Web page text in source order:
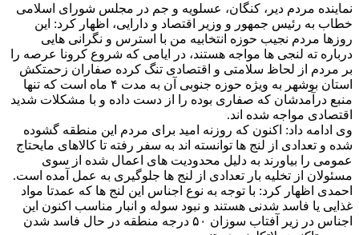
نماینده مردم دیر، کنگان، عسلویه و جم در مجلس شورای اسلامی
خطاب به رئیس جمهور و وزیر اقتصاد و دارایی، اظهار کرد: این
روزها مردم نجیب حوزه انتخابیه من با استرس و نگرانی هایی
درباره ته لنجی ها مواجه هستند، در ایامی که شروع کرونا عرصه را
بر مردم از لحاظ سلامتی و اقتصادی تنگ کرده صفاران زحمتکش
استان بوشهر به ویژه حوزه جنوبی آن به مدت ۴ ماه است که تنها
منبع درآمدشان که صفاری بوده را از دست داده و با مشکلات شدید
اقتصادی مواجه شده اند.
وی ادامه داد: اکنون که روزنه امید برای مردم این منطقه گشوده
شده و تعدادی از لنج ها توانسته اند به سفر رفته تا کالاهای مایحتاج
عمومی را بیاورند به دلیل محدودیت های اعمال شده از سوی
مسئولان از تخلیه بار تعدادی از لنج ها جلوگیری به عمل آمده است.
احمدی اظهار کرد: با توجه به نوع اجناس این لنج ها که عمدتا مواد
غذایی یا فاسد شدنی هستند و نبود سوله و انبار مناسب اکنون این
اجناس در زیر آفتاب سوزان ۵۰ درجه منطقه در حال فاسد شدن